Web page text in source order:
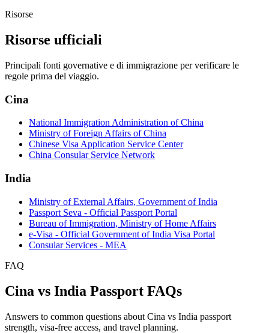
Risorse
Risorse ufficiali
Principali fonti governative e di immigrazione per verificare le
regole prima del viaggio.
Cina
National Immigration Administration of China
Ministry of Foreign Affairs of China
Chinese Visa Application Service Center
China Consular Service Network
India
Ministry of External Affairs, Government of India
Passport Seva - Official Passport Portal
Bureau of Immigration, Ministry of Home Affairs
e-Visa - Official Government of India Visa Portal
Consular Services - MEA
FAQ
Cina vs India Passport FAQs
Answers to common questions about Cina vs India passport
strength, visa-free access, and travel planning.